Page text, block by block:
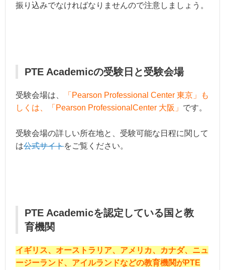
振り込みでなければなりませんので注意しましょう。
PTE Academicの受験日と受験会場
受験会場は、
「Pearson Professional Center 東京」も
しくは、「Pearson ProfessionalCenter 大阪」 です。
受験会場の詳しい所在地と、受験可能な日程に関して
は公式サイトをご覧ください。
PTE Academicを認定している国と教
育機関
イギリス、オーストラリア、アメリカ、カナダ、ニュ
ージーランド、アイルランドなどの教育機関がPTE